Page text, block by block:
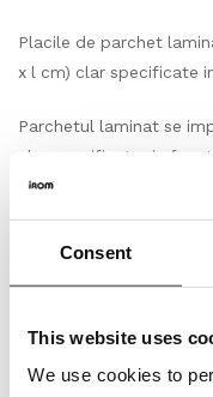
Consent
This website uses
We use cookies to
Placile de parchet
x l cm) clar specificate
Parchetul laminat se
clar specificate, in
placilor respectivului
cantitatea totala in